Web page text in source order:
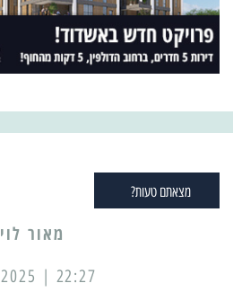
מצאתם טעות?
מאור לוי
22:27 | 17/03/2025